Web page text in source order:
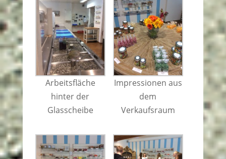
Arbeitsfläche
hinter der
Glasscheibe
Impressionen aus
dem
Verkaufsraum